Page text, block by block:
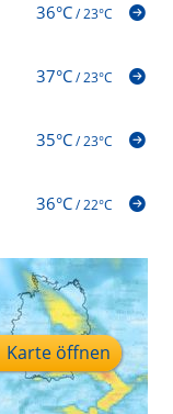
36°C/23°C
37°C/23°C
35°C/23°C
36°C/22°C
Karte öffnen